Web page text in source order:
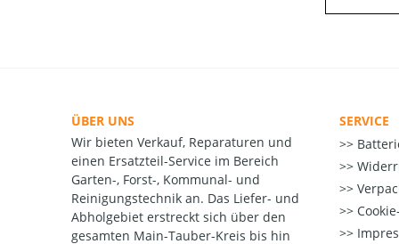
ÜBER UNS
Wir bieten Verkauf, Reparaturen und
einen Ersatzteil-Service im Bereich
Garten-, Forst-, Kommunal- und
Reinigungstechnik an. Das Liefer- und
Abholgebiet erstreckt sich über den
gesamten Main-Tauber-Kreis bis hin
SERVICE